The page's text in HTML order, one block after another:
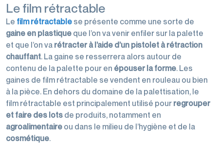
Le film rétractable
Le film rétractable se présente comme une sorte de
gaine en plastique que l’on va venir enfiler sur la palette
et que l’on va rétracter à l’aide d’un pistolet à rétraction
chauffant. La gaine se resserrera alors autour de
contenu de la palette pour en épouser la forme. Les
gaines de film rétractable se vendent en rouleau ou bien
à la pièce. En dehors du domaine de la palettisation, le
film rétractable est principalement utilisé pour regrouper
et faire des lots de produits, notamment en
agroalimentaire ou dans le milieu de l’hygiène et de la
cosmétique.